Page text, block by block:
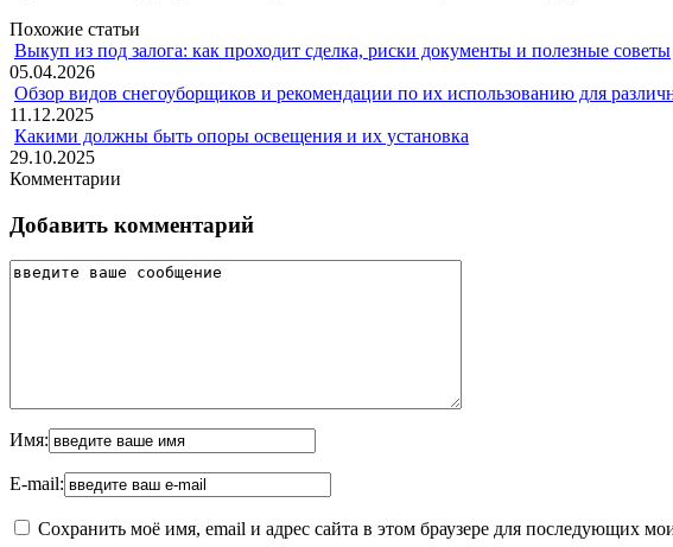
Похожие статьи
Выкуп из под залога: как проходит сделка, риски документы и полезные советы
05.04.2026
Обзор видов снегоуборщиков и рекомендации по их использованию для
11.12.2025
Какими должны быть опоры освещения и их установка
29.10.2025
Комментарии
Добавить комментарий
Имя:
E-mail:
Сохранить моё имя, email и адрес сайта в этом браузере для последующих